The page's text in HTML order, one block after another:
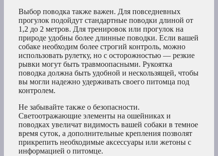
Выбор поводка также важен. Для повседневных
прогулок подойдут стандартные поводки длиной от
1,2 до 2 метров. Для тренировок или прогулок на
природе удобны более длинные поводки. Если вашей
собаке необходим более строгий контроль, можно
использовать рулетку, но с осторожностью — резкие
рывки могут быть травмоопасными. Рукоятка
поводка должна быть удобной и нескользящей, чтобы
вы могли надежно удерживать своего питомца под
контролем.
Не забывайте также о безопасности.
Светоотражающие элементы на ошейниках и
поводках увеличат видимость вашей собаки в темное
время суток, а дополнительные крепления позволят
прикрепить необходимые аксессуары или жетоны с
информацией о питомце.